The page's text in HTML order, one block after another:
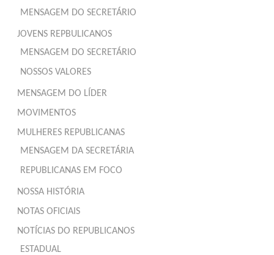
MENSAGEM DO SECRETÁRIO
JOVENS REPBULICANOS
MENSAGEM DO SECRETÁRIO
NOSSOS VALORES
MENSAGEM DO LÍDER
MOVIMENTOS
MULHERES REPUBLICANAS
MENSAGEM DA SECRETÁRIA
REPUBLICANAS EM FOCO
NOSSA HISTÓRIA
NOTAS OFICIAIS
NOTÍCIAS DO REPUBLICANOS
ESTADUAL